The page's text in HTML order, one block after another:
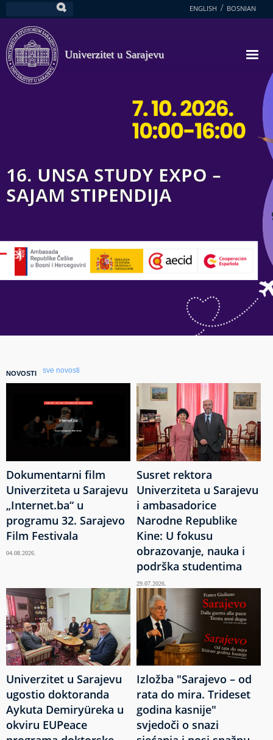
na
glavni
sadržaj
ENGLISH BOSNIAN
Univerzitet u Sarajevu
16. UNSA STUDY EXPO –
SAJAM STIPENDIJA
NOVOSTI sve novosti
Dokumentarni film
Univerziteta u Sarajevu
„Internet.ba“ u
programu 32. Sarajevo
Film Festivala
04.08.2026.
Susret rektora
Univerziteta u Sarajevu
i ambasadorice
Narodne Republike
Kine: U fokusu
obrazovanje, nauka i
podrška studentima
29.07.2026.
Univerzitet u Sarajevu
ugostio doktoranda
Aykuta Demiryüreka u
okviru EUPeace
Izložba "Sarajevo – od
rata do mira. Trideset
godina kasnije"
svjedoči o snazi